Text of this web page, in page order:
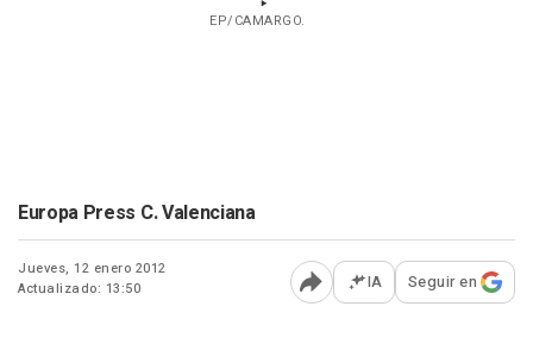
EP/CAMARGO.
Europa Press C. Valenciana
Jueves, 12 enero 2012
Actualizado: 13:50
Abrir opciones para
IA Seguir en